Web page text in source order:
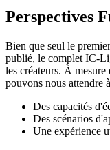
Perspectives
Bien que seul le
publié, le complet IC-
les créateurs. À
pouvons nous attendre
Des capacités
Des scénarios
Une expérience